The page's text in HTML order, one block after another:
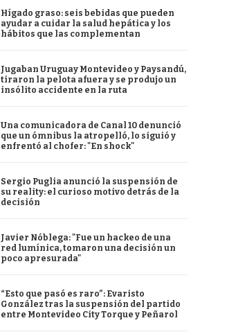
Hígado graso: seis bebidas que pueden
ayudar a cuidar la salud hepática y los
hábitos que las complementan
Jugaban Uruguay Montevideo y Paysandú,
tiraron la pelota afuera y se produjo un
insólito accidente en la ruta
Una comunicadora de Canal 10 denunció
que un ómnibus la atropelló, lo siguió y
enfrentó al chofer: "En shock"
Sergio Puglia anunció la suspensión de
su reality: el curioso motivo detrás de la
decisión
Javier Nóblega: "Fue un hackeo de una
red lumínica, tomaron una decisión un
poco apresurada"
“Esto que pasó es raro”: Evaristo
González tras la suspensión del partido
entre Montevideo City Torque y Peñarol